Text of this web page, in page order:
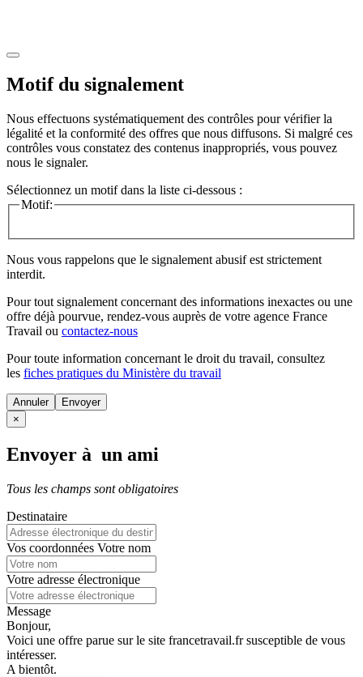
Motif du signalement
Nous effectuons systématiquement des contrôles pour vérifier la
légalité et la conformité des offres que nous diffusons. Si malgré ces
contrôles vous constatez des contenus inappropriés, vous pouvez
nous le signaler.
Sélectionnez un motif dans la liste ci-dessous :
Motif:
Nous vous rappelons que le signalement abusif est strictement
interdit.
Pour tout signalement concernant des informations inexactes ou une
offre déjà pourvue, rendez-vous auprès de votre agence France
Travail ou contactez-nous
Pour toute information concernant le droit du travail, consultez
les fiches pratiques du Ministère du travail
Annuler
×
Envoyer à un ami
Tous les champs sont obligatoires
Destinataire
Vos coordonnées Votre nom
Votre adresse électronique
Message
Bonjour,
Voici une offre parue sur le site francetravail.fr susceptible de vous
intéresser.
A bientôt.